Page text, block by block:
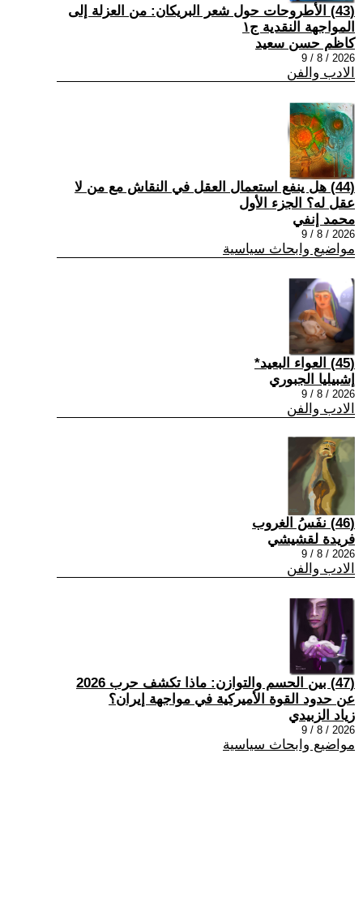
(43) الأطروحات حول شعر البريكان: من العزلة إلى
المواجهة النقدية ج١
كاظم حسن سعيد
2026 / 8 / 9
الادب والفن
(44) هل ينفع استعمال العقل في النقاش مع من لا
عقل له؟ الجزء الأول
محمد إنفي
2026 / 8 / 9
مواضيع وابحاث سياسية
(45) العواء البعيد*
إشبيليا الجبوري
2026 / 8 / 9
الادب والفن
(46) نفَسُ الغروب
فريدة لقشيشي
2026 / 8 / 9
الادب والفن
(47) بين الحسم والتوازن: ماذا تكشف حرب 2026
عن حدود القوة الأميركية في مواجهة إيران؟
زياد الزبيدي
2026 / 8 / 9
مواضيع وابحاث سياسية